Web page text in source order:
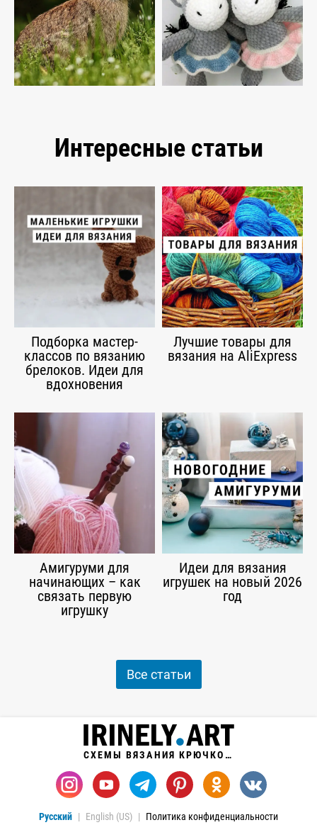
Интересные статьи
Подборка мастер-
классов по вязанию
брелоков. Идеи для
вдохновения
Лучшие товары для
вязания на AliExpress
Амигуруми для
начинающих – как
связать первую
игрушку
Идеи для вязания
игрушек на новый 2026
год
Все статьи
СХЕМЫ ВЯЗАНИЯ КРЮЧКОМ
Русский English (US) Политика конфиденциальности